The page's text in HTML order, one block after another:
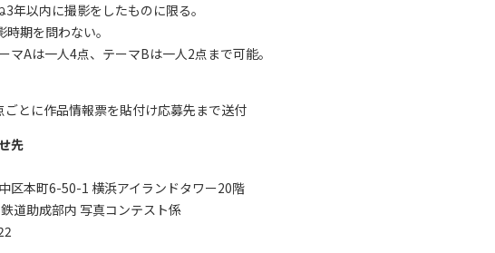
3年以内に撮影をしたものに限る。
期を問わない。
マAは一人4点、テーマBは一人2点まで可能。
とに作品情報票を貼付け応募先まで送付
先
区本町6-50-1 横浜アイランドタワー20階
道助成部内 写真コンテスト係